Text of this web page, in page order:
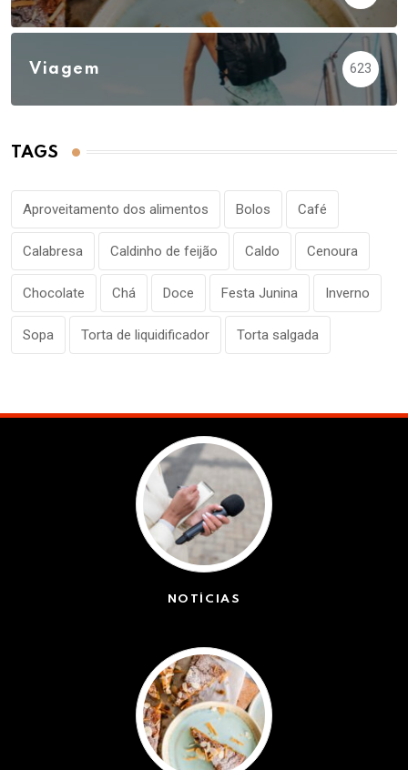
Viagem 623
TAGS
Aproveitamento dos alimentos Bolos Café
Calabresa Caldinho de feijão Caldo Cenoura
Chocolate Chá Doce Festa Junina Inverno
Sopa Torta de liquidificador Torta salgada
NOTÍCIAS